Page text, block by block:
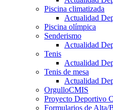
Piscina climatizada
Actualidad
Piscina olímpica
Senderismo
Actualidad
Tenis
Actualidad
Tenis de mesa
Actualidad
OrgulloCMIS
Proyecto Deportivo
Formularios de Alta/